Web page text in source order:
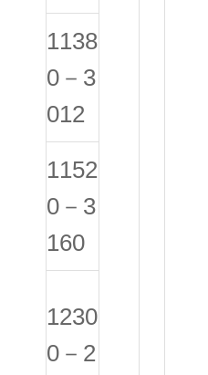
1138
0－3
012
1152
0－3
160
1230
0－2